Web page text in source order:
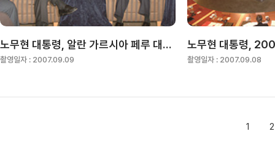
노무현 대통령, 알란 가르시아 페루 대통령과 정상회담
촬영일자 : 2007.09.09 촬영일자 : 2007.09.08
1 2